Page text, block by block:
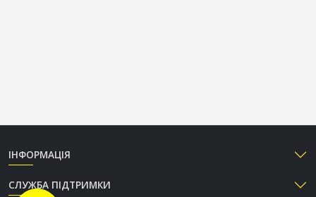
ІНФОРМАЦІЯ
СЛУЖБА ПІДТРИМКИ